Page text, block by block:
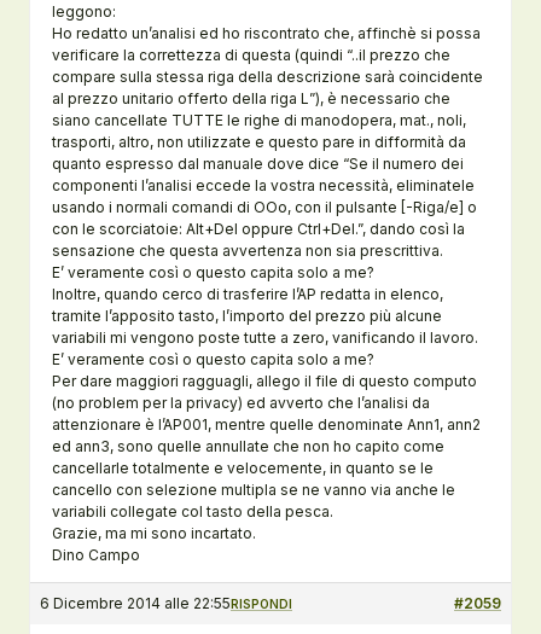
leggono:
Ho redatto un’analisi ed ho riscontrato che, affinchè si possa
verificare la correttezza di questa (quindi “..il prezzo che
compare sulla stessa riga della descrizione sarà coincidente
al prezzo unitario offerto della riga L”), è necessario che
siano cancellate TUTTE le righe di manodopera, mat., noli,
trasporti, altro, non utilizzate e questo pare in difformità da
quanto espresso dal manuale dove dice “Se il numero dei
componenti l’analisi eccede la vostra necessità, eliminatele
usando i normali comandi di OOo, con il pulsante [-Riga/e] o
con le scorciatoie: Alt+Del oppure Ctrl+Del.”, dando così la
sensazione che questa avvertenza non sia prescrittiva.
E’ veramente così o questo capita solo a me?
Inoltre, quando cerco di trasferire l’AP redatta in elenco,
tramite l’apposito tasto, l’importo del prezzo più alcune
variabili mi vengono poste tutte a zero, vanificando il lavoro.
E’ veramente così o questo capita solo a me?
Per dare maggiori ragguagli, allego il file di questo computo
(no problem per la privacy) ed avverto che l’analisi da
attenzionare è l’AP001, mentre quelle denominate Ann1, ann2
ed ann3, sono quelle annullate che non ho capito come
cancellarle totalmente e velocemente, in quanto se le
cancello con selezione multipla se ne vanno via anche le
variabili collegate col tasto della pesca.
Grazie, ma mi sono incartato.
Dino Campo
6 Dicembre 2014 alle 22:55 #2059
RISPONDI